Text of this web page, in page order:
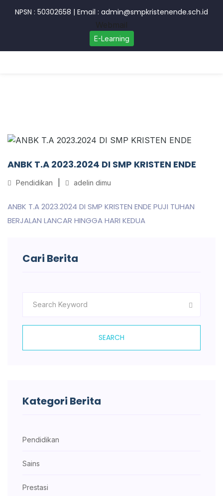
NPSN : 50302658 | Email : admin@smpkristenende.sch.id
Webmail
E-Learning
ANBK T.A 2023.2024 DI SMP KRISTEN ENDE
Pendidikan adelin dimu
ANBK T.A 2023.2024 DI SMP KRISTEN ENDE PUJI TUHAN
BERJALAN LANCAR HINGGA HARI KEDUA
Cari Berita
SEARCH
Kategori Berita
Pendidikan
Sains
Prestasi